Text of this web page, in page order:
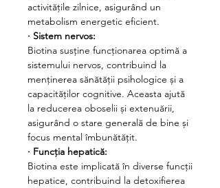
activitățile zilnice, asigurând un
metabolism energetic eficient.
· Sistem nervos:
Biotina susține funcționarea optimă a
sistemului nervos, contribuind la
menținerea sănătății psihologice și a
capacităților cognitive. Aceasta ajută
la reducerea oboselii și extenuării,
asigurând o stare generală de bine și
focus mental îmbunătățit.
· Funcția hepatică:
Biotina este implicată în diverse funcții
hepatice, contribuind la detoxifierea